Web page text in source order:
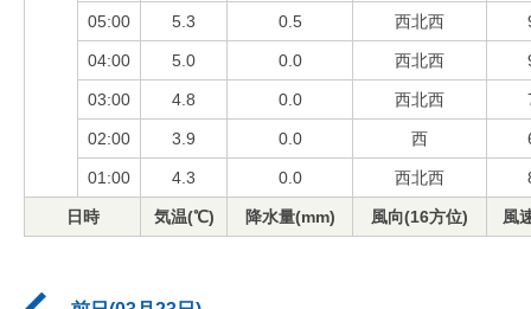
05:00 5.3 0.5 西北西
04:00 5.0 0.0 西北西
03:00 4.8 0.0 西北西
02:00 3.9 0.0 西
01:00 4.3 0.0 西北西
日時 気温(℃) 降水量(mm) 風向(16方位) 風